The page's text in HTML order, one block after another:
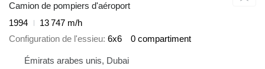
Camion de pompiers d'aéroport
1994
13 747 m/h
Configuration de l'essieu 6x6 0 compartiment
Émirats arabes unis, Dubai